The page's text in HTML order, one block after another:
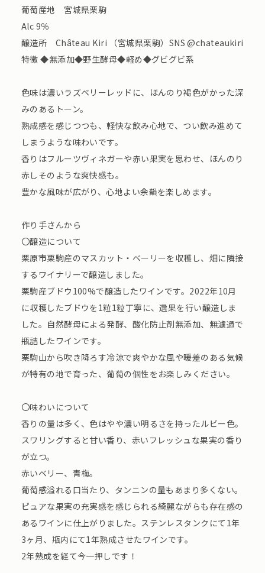
葡萄産地 宮城県栗駒
Alc 9％
醸造所 Château Kiri （宮城県栗駒）SNS @chateaukiri
特徴 ◆無添加◆野生酵母◆軽め◆グビグビ系
色味は濃いラズベリーレッドに、ほんのり褐色がかった深
みのあるトーン。
熟成感を感じつつも、軽快な飲み心地で、つい飲み進めて
しまうような味わいです。
香りはフルーツヴィネガーや赤い果実を思わせ、ほんのり
赤しそのような爽快感も。
豊かな風味が広がり、心地よい余韻を楽しめます。
作り手さんから
〇醸造について
栗原市栗駒産のマスカット・ベーリーを収穫し、畑に隣接
するワイナリーで醸造しました。
栗駒産ブドウ100%で醸造したワインです。2022年10月
に収穫したブドウを1粒1粒丁寧に、選果を行い醸造しま
した。自然酵母による発酵、酸化防止剤無添加、無濾過で
瓶詰したワインです。
栗駒山から吹き降ろす冷涼で爽やかな風や暖差のある気候
が特有の地で育った、葡萄の個性をお楽しみください。
〇味わいについて
香りの量は多く、色はやや濃い明るさを持ったルビー色。
スワリングすると甘い香り、赤いフレッシュな果実の香り
が立つ。
赤いベリー、青梅。
葡萄感溢れる口当たり、タンニンの量もあまり多くない。
ピュアな果実の充実感を感じられる綺麗ながらも存在感の
あるワインに仕上がりました。ステンレスタンクにて1年
3ヶ月、瓶内にて1年熟成させたワインです。
2年熟成を経て今一押しです！